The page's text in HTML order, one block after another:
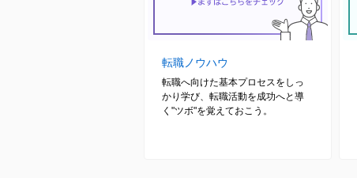
転職ノウハウ
転職へ向けた基本プロセスをしっ
かり学び、転職活動を成功へと導
く"ツボ"を覚えておこう。